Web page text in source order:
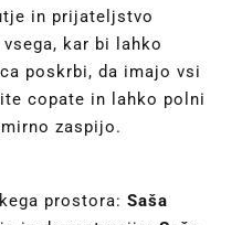
in prijateljstvo
kar bi lahko
poskrbi, da imajo vsi
copate in lahko polni
zaspijo.
prostora: Saša